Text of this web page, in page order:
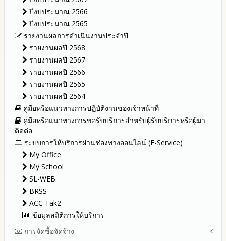
โปร่งใสปีงบประมาณ 2566
ปีงบประมาณ 2565
รายงานผลการดำเนินงานประจำปี
รายงานผลปี 2568
รายงานผลปี 2567
รายงานผลปี 2566
รายงานผลปี 2565
รายงานผลปี 2564
คู่มือหรือแนวทางการปฏิบัติงานของเจ้าหน้าที่
คู่มือหรือแนวทางการขอรับบริการสำหรับผู้รับบริการหรือผู้มา
ติดต่อ
ระบบการให้บริการผ่านช่องทางออนไลน์ (E-Service)
My Office
My School
SL-WEB
BRSS
ACC Tak2
ข้อมูลสถิติการให้บริการ
การจัดซื้อจัดจ้าง